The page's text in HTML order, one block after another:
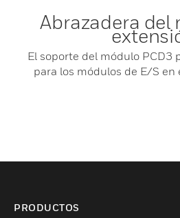
Abrazadera del
El soporte del módulo PCD3
para los módulos de E/S en
PRODUCTOS